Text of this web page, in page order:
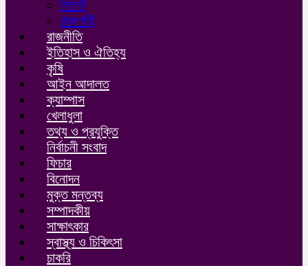
সিলেট
রাজশাহী
রাজনীতি
ইতিহাস ও ঐতিহ্য
কৃষি
আইন আদালত
ক্যাম্পাস
খেলাধুলা
তথ্য ও প্রযুক্তি
নির্বাচনী সংবাদ
ফিচার
বিনোদন
মুক্ত মন্তব্য
সম্পাদকীয়
সাক্ষাৎকার
স্বাস্থ্য ও চিকিৎসা
চাকরি